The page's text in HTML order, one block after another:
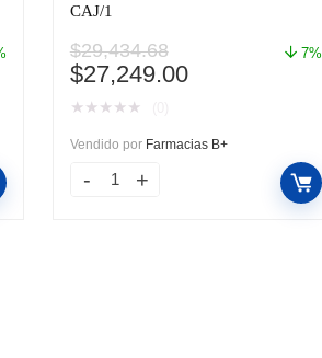
CAJ/1
$29,434.68
El
precio
original
era:
$29,434.68.
$27,249.00El
es:
$27,249.00.
7%
★ ★ ★ ★ ★
Vendido por Farmacias B+
VELCADE